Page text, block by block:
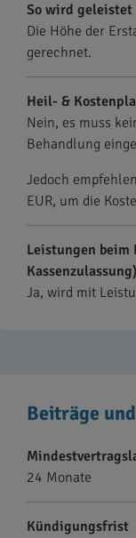
So wird geleistet
Die Höhe der
gerechnet.
Heil- &
Nein, es muss
Behandlung
Jedoch
EUR, um die
Leistungen beim
Kassenzulassung)
Ja, wird mit
Beiträge
24 Monate
Kündigungsfrist